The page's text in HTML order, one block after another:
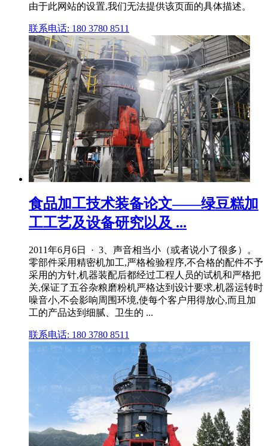
由于此网站的设置,我们无法提供该页面的具体描述。
联系电话: 180 3780 8511
食品加工技术装备论文——绿豆糕加
工工艺及设备研究以及 ...
2011年6月6日 · 3、声音相当小（或者说小了很多）。
零部件采用精密机加工,严格检验程序,不合格的配件不予
采用的方针,机器装配后都经过工程人员的试机和严格把
关,保证了五谷杂粮磨粉机严格达到设计要求,机器运转时
噪音小,不会影响周围环境,使每个客户用得放心,而且加
工的产品达到细腻、卫生的 ...
联系电话: 180 3780 8511